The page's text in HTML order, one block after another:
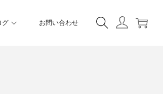
グ お問い合わせ